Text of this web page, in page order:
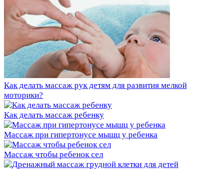
Как делать массаж рук детям для развития мелкой
моторики?
Как делать массаж ребенку
Массаж при гипертонусе мышц у ребенка
Массаж чтобы ребенок сел